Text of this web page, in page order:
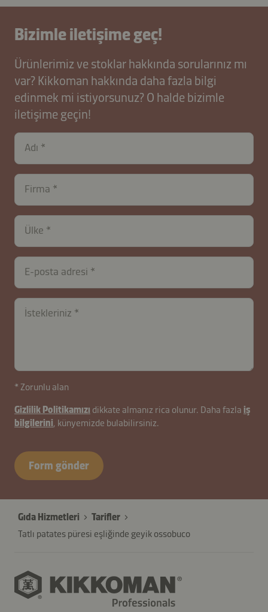
Bizimle iletişime geç!
Ürünlerimiz ve stoklar hakkında sorularınız mı
var? Kikkoman hakkında daha fazla bilgi
edinmek mi istiyorsunuz? O halde bizimle
iletişime geçin!
Adı
Firma
Ülke
E-posta adresi
İstekleriniz
contactTR-
26627-
Xau1bdE
* Zorunlu alan
Gizlilik Politikamızı dikkate almanız rica olunur. Daha fazla iş
bilgilerini, künyemizde bulabilirsiniz.
Form gönder
Gıda Hizmetleri
Tarifler
Tatlı patates püresi eşliğinde geyik ossobuco